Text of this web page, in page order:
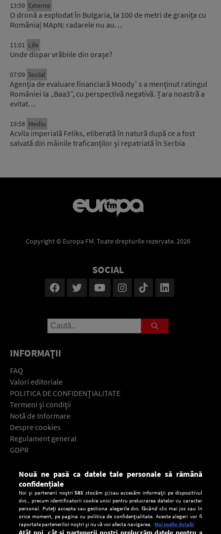
13:59 Externe
O dronă a explodat în Bulgaria, la 100 de metri de granița cu
România| MApN: radarele nu au…
11:01 Life
Unde dispar vrăbiile din orașe?
07:09 Social
Agenția de evaluare financiară Moody`s a menținut ratingul
României la „Baa3”, cu perspectivă negativă. Țara noastră a
evitat…
19:58 Mediu
Acvila imperială Feliks, eliberată în natură după ce a fost
salvată din mâinile traficanților și repatriată în Serbia
Copyright © Europa FM. Toate drepturile rezervate. 2026
SOCIAL
INFORMAŢII
FAQ
Valori editoriale
POLITICA DE CONFIDENŢIALITATE
Termeni şi condiţii
Notă de Informare
Despre cookies
Regulament general
GDPR
Descarcă gratuit aplicaţia Europa FM pentru smartphone:
Nouă ne pasă ca datele tale personale să rămână
confidențiale
Noi și partenerii noștri585 stocăm și/sau accesăm informații pe dispozitivul
dvs., precum identificatorii cookie unici pentru prelucrarea datelor cu caracter
personal. Puteți accepta sau gestiona alegerile dvs. făcând clic mai jos sau în
orice moment, pe pagina cu politica de confidențialitate. Aceste alegeri vor fi
raportate partenerilor noștri și nu vă vor afecta navigarea. Mai multe detalii